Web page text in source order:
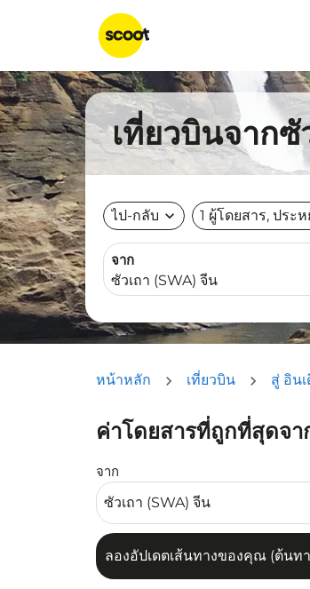
เที่ยวบินจาก
ไป-กลับ expand_more 1 ผู้โดยสาร, ประ
จาก
หน้าหลัก เที่ยวบิน สู่ อินเ
ค่าโดยสารที่ถูกที่สุดจา
จาก
ลองอัปเดตเส้นทางของคุณ (ต้นท
ลองอัปเดตเส้นทางของคุณ (ต้นทา